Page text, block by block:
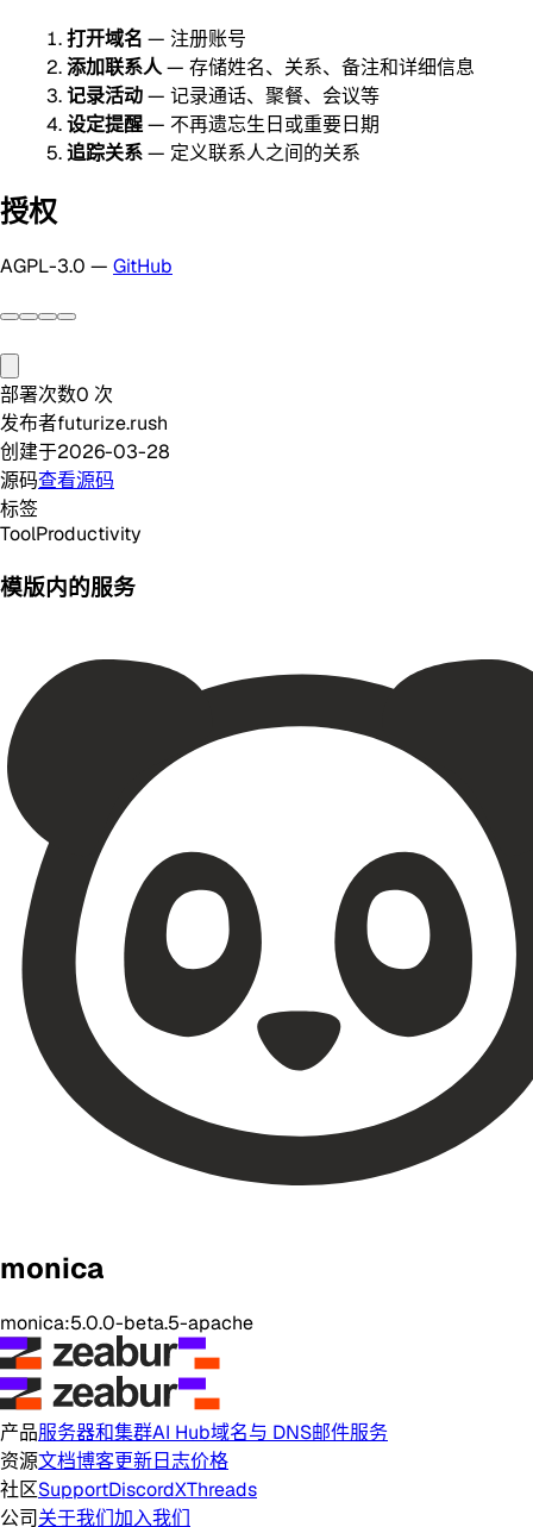
打开域名 — 注册账号
添加联系人— 存储姓名、关系、备注和详细信息
记录活动— 记录通话、聚餐、会议等
设定提醒— 不再遗忘生日或重要日期
追踪关系— 定义联系人之间的关系
授权
AGPL-3.0 — GitHub
部署次数0 次
发布者futurize.rush
创建于2026-03-28
源码查看源码
标签
ToolProductivity
模版内的服务
monica
monica:5.0.0-beta.5-apache
产品服务器和集群AI Hub域名与 DNS邮件服务
资源文档博客更新日志价格
社区SupportDiscordXThreads
公司关于我们加入我们